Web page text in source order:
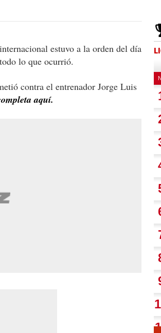
estuvo a la orden del día
lo que ocurrió.
contra el entrenador Jorge Luis
aquí.